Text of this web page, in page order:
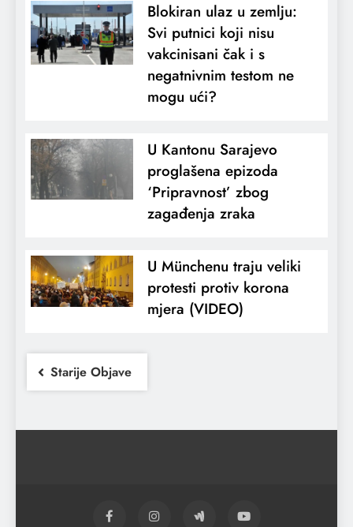
Blokiran ulaz u zemlju:
Svi putnici koji nisu
vakcinisani čak i s
negatnivnim testom ne
mogu ući?
U Kantonu Sarajevo
proglašena epizoda
‘Pripravnost’ zbog
zagađenja zraka
U Münchenu traju veliki
protesti protiv korona
mjera (VIDEO)
Starije Objave